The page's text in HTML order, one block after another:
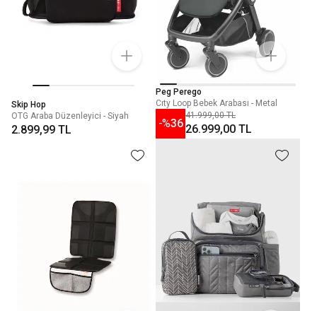
Skip Hop
OTG Araba Düzenleyici - Siyah
2.899,99 TL
Peg Perego
Cıty Loop Bebek Arabası - Metal
-%36
41.999,00 TL
26.999,00 TL